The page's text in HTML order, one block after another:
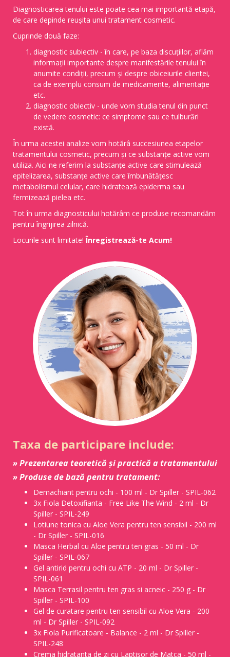
Diagnosticarea tenului este poate cea mai importantă etapă,
de care depinde reușita unui tratament cosmetic.
Cuprinde două faze:
diagnostic subiectiv - în care, pe baza discuțiilor, aflăm
informații importante despre manifestările tenului în
anumite condiții, precum și despre obiceiurile clientei,
ca de exemplu consum de medicamente, alimentație
etc.
diagnostic obiectiv - unde vom studia tenul din punct
de vedere cosmetic: ce simptome sau ce tulburări
există.
În urma acestei analize vom hotărâ succesiunea etapelor
tratamentului cosmetic, precum și ce substanțe active vom
utiliza. Aici ne referim la substanțe active care stimulează
epitelizarea, substanțe active care îmbunătățesc
metabolismul celular, care hidratează epiderma sau
fermizează pielea etc.
Tot în urma diagnosticului hotărâm ce produse recomandăm
pentru îngrijirea zilnică.
Locurile sunt limitate!Înregistrează-te Acum!
Taxa de participare include:
» Prezentarea teoretică și practică a tratamentului
» Produse de bază pentru tratament:
Demachiant pentru ochi - 100 ml - Dr Spiller - SPIL-062
3x Fiola Detoxifianta - Free Like The Wind - 2 ml - Dr
Spiller - SPIL-249
Lotiune tonica cu Aloe Vera pentru ten sensibil - 200 ml
- Dr Spiller - SPIL-016
Masca Herbal cu Aloe pentru ten gras - 50 ml - Dr
Spiller - SPIL-067
Gel antirid pentru ochi cu ATP - 20 ml - Dr Spiller -
SPIL-061
Masca Terrasil pentru ten gras si acneic - 250 g - Dr
Spiller - SPIL-100
Gel de curatare pentru ten sensibil cu Aloe Vera - 200
ml - Dr Spiller - SPIL-092
3x Fiola Purificatoare - Balance - 2 ml - Dr Spiller -
SPIL-248
Crema hidratanta de zi cu Laptisor de Matca - 50 ml -